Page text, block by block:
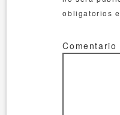
obligatorios
Comentario